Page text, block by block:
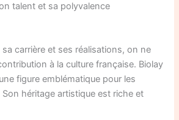
talent et sa polyvalence
carrière et ses réalisations, on ne
à la culture française. Biolay
figure emblématique pour les
héritage artistique est riche et